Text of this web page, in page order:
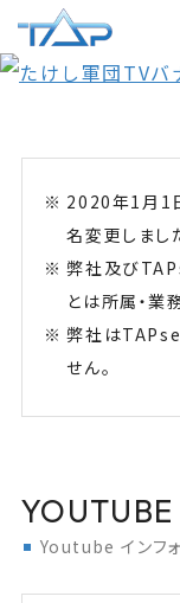
2020年1月1
名変更しまし
弊社及び
とは所属・業
弊社は
せん。
Youtube インフ